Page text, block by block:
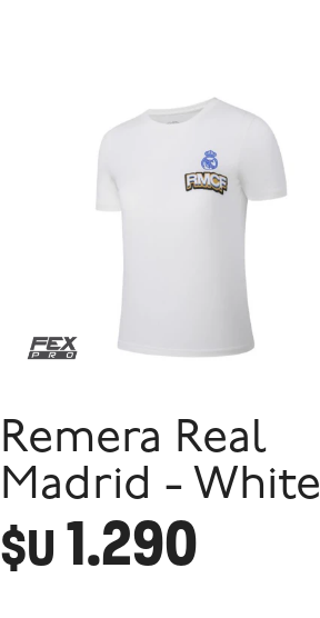
Remera Real
Madrid - White
$U 1.290